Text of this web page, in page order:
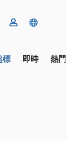
標 即時 熱